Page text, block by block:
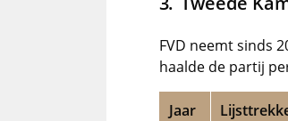
FVD neemt sinds
haalde de partij
Jaar